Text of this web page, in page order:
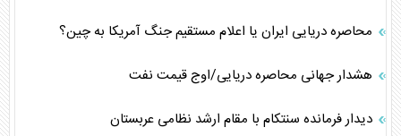
محاصره دریایی ایران یا اعلام مستقیم جنگ آمریکا به چین؟
هشدار جهانی محاصره دریایی/اوج قیمت نفت
دیدار فرمانده سنتکام با مقام ارشد نظامی عربستان